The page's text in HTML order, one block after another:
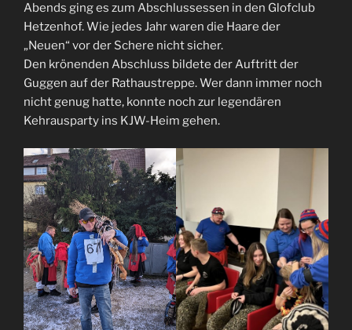
Abends ging es zum Abschlussessen in den Glofclub
Hetzenhof. Wie jedes Jahr waren die Haare der
„Neuen“ vor der Schere nicht sicher.
Den krönenden Abschluss bildete der Auftritt der
Guggen auf der Rathaustreppe. Wer dann immer noch
nicht genug hatte, konnte noch zur legendären
Kehrausparty ins KJW-Heim gehen.